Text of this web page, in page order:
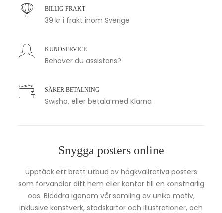
BILLIG FRAKT
39 kr i frakt inom Sverige
KUNDSERVICE
Behöver du assistans?
SÄKER BETALNING
Swisha, eller betala med Klarna
Snygga posters online
Upptäck ett brett utbud av högkvalitativa posters
som förvandlar ditt hem eller kontor till en konstnärlig
oas. Bläddra igenom vår samling av unika motiv,
inklusive konstverk, stadskartor och illustrationer, och